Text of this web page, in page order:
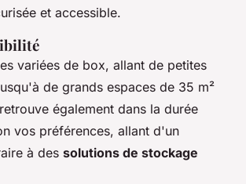
et accessible.
variées de box, allant de petites
de grands espaces de 35 m²
également dans la durée
vos préférences, allant d'un
à des solutions de stockage